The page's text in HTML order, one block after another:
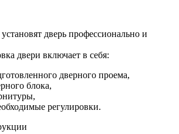
дверь профессионально и
двери включает в себя:
дверного проема,
блока,
регулировки.